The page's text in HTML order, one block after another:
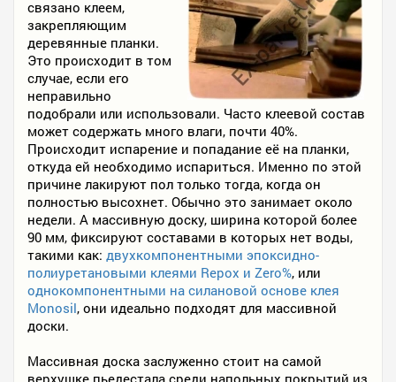
связано клеем,
закрепляющим
деревянные планки.
Это происходит в том
случае, если его
неправильно
подобрали или использовали. Часто клеевой состав
может содержать много влаги, почти 40%.
Происходит испарение и попадание её на планки,
откуда ей необходимо испариться. Именно по этой
причине лакируют пол только тогда, когда он
полностью высохнет. Обычно это занимает около
недели. А массивную доску, ширина которой более
90 мм, фиксируют составами в которых нет воды,
такими как: двухкомпонентными эпоксидно-
полиуретановыми клеями Repox и Zero%, или
однокомпонентными на силановой основе клея
Monosil, они идеально подходят для массивной
доски.
Массивная доска заслуженно стоит на самой
верхушке пьедестала среди напольных покрытий из